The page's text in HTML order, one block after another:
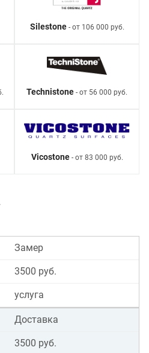
Silestone- от 106 000 руб.
Technistone - от 56 000 руб.
Vicostone- от 83 000 руб.
Замер
3500 руб.
услуга
Доставка
3500 руб.